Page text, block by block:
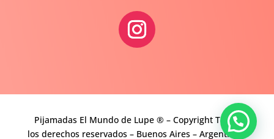
Pijamadas El Mundo de Lupe ® – Copyright Todos
los derechos reservados – Buenos Aires – Argentina –